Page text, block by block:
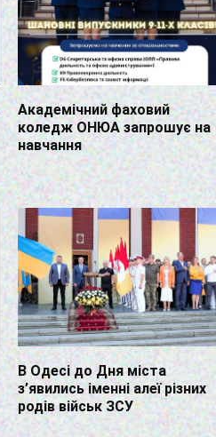
Академічний фаховий
коледж ОНЮА запрошує на
навчання
В Одесі до Дня міста
з’явились іменні алеї різних
родів військ ЗСУ